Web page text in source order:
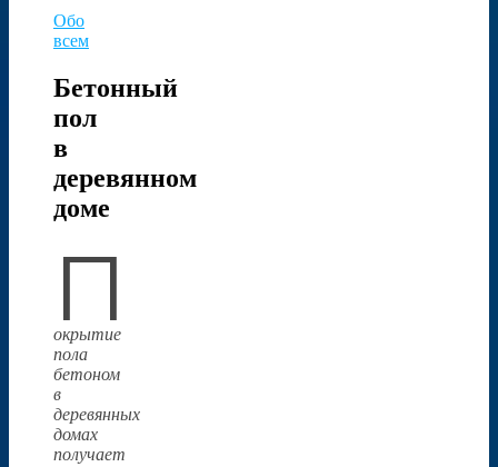
Обо
всем
Бетонный
пол
в
деревянном
доме
П
окрытие
пола
бетоном
в
деревянных
домах
получает